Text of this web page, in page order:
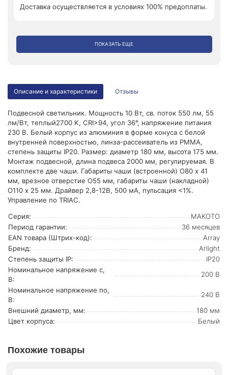
Доставка осуществляется в условиях 100% предоплаты.
ПОКАЗАТЬ ЕЩЕ
Описание и характеристики Отзывы
Подвесной светильник. Мощность 10 Вт, св. поток 550 лм, 55
лм/Вт, теплый2700 K, CRI>94, угол 36°, напряжение питания
230 В. Белый корпус из алюминия в форме конуса с белой
внутренней поверхностью, линза-рассеиватель из PMMA,
степень защиты IP20. Размер: диаметр 180 мм, высота 175 мм.
Монтаж подвесной, длина подвеса 2000 мм, регулируемая. В
комплекте две чаши. Габариты чаши (встроенной) O80 х 41
мм, врезное отверстие O55 мм, габариты чаши (накладной)
O110 х 25 мм. Драйвер 2,8-12В, 500 мА, пульсация <1%.
Управление по TRIAC.
Серия:
MAKOTO
Период гарантии:
36 месяцев
EAN товара (Штрих-код):
Array
Бренд:
Arlight
Степень защиты IP:
IP20
Номинальное напряжение с,
В:
200 В
Номинальное напряжение по,
В:
240 В
Внешний диаметр, мм:
180 мм
Цвет корпуса:
Белый
Похожие товары